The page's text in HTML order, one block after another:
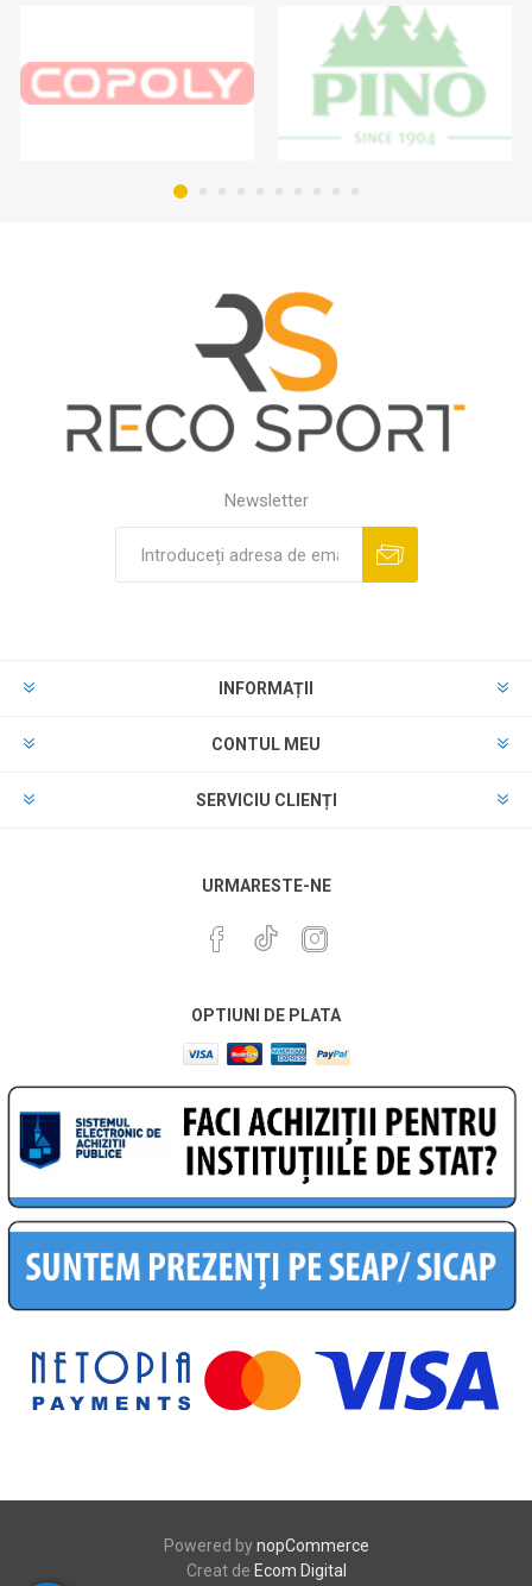
Newsletter
INFORMAȚII
CONTUL MEU
SERVICIU CLIENȚI
URMARESTE-NE
OPTIUNI DE PLATA
Powered bynopCommerce
Creat de Ecom Digital